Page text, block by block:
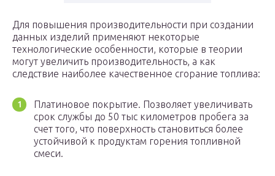
Для повышения производительности при создании
данных изделий применяют некоторые
технологические особенности, которые в теории
могут увеличить производительность, а как
следствие наиболее качественное сгорание топлива:
Платиновое покрытие. Позволяет увеличивать
срок службы до 50 тыс километров пробега за
счет того, что поверхность становиться более
устойчивой к продуктам горения топливной
смеси.